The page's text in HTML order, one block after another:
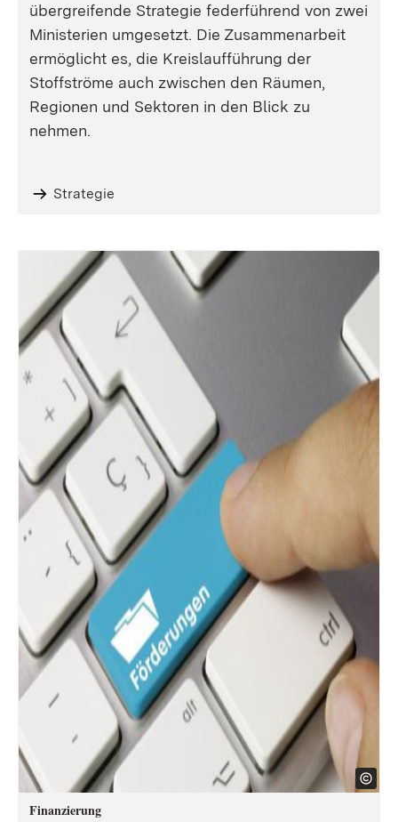
übergreifende Strategie federführend von zwei
Ministerien umgesetzt. Die Zusammenarbeit
ermöglicht es, die Kreislaufführung der
Stoffströme auch zwischen den Räumen,
Regionen und Sektoren in den Blick zu
nehmen.
Strategie
Finanzierung